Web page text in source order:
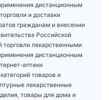
дистанционным
и доставки
гражданам и внесении
Российской
лекарственными
дистанционным
аптеки
товаров и
лекарственные
товары для дома и